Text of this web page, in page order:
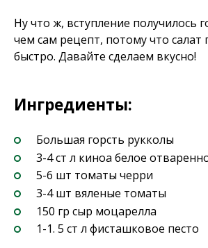
Ну что ж, вступление получилось
чем сам рецепт, потому что салат
быстро. Давайте сделаем вкусно!
Ингредиенты:
Большая горсть рукколы
3-4 ст л киноа белое
5-6 шт томаты черри
3-4 шт вяленые томаты
150 гр сыр моцарелла
1-1. 5 ст л фисташковое песто